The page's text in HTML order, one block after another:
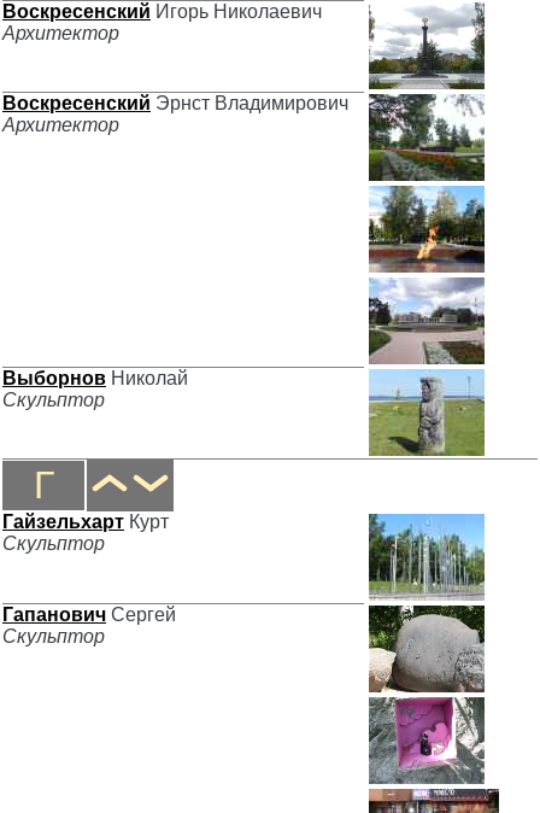
Воскресенский Игорь Николаевич
Архитектор
Воскресенский Эрнст Владимирович
Архитектор
Выборнов Николай
Скульптор
Г
Гайзельхарт Курт
Скульптор
Гапанович Сергей
Скульптор